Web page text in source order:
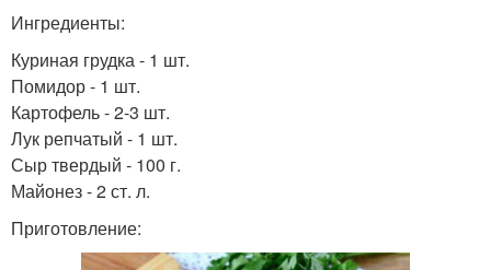
Ингредиенты:
Куриная грудка - 1 шт.
Помидор - 1 шт.
Картофель - 2-3 шт.
Лук репчатый - 1 шт.
Сыр твердый - 100 г.
Майонез - 2 ст. л.
Приготовление: